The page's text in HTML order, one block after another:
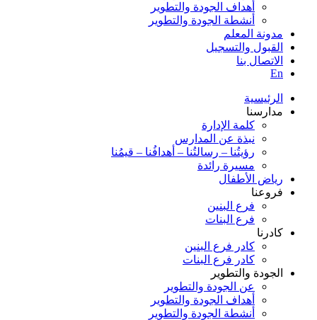
أهداف الجودة والتطوير
أنشطة الجودة والتطوير
مدونة المعلم
القبول والتسجيل
الاتصال بنا
En
الرئيسية
مدارسنا
كلمة الإدارة
نبذة عن المدارس
رؤيتُنا – رسالتُنا – أهدافُنا – قيمُنا
مسيرة رائدة
رياض الأطفال
فروعنا
فرع البنين
فرع البنات
كادرنا
كادر فرع البنين
كادر فرع البنات
الجودة والتطوير
عن الجودة والتطوير
أهداف الجودة والتطوير
أنشطة الجودة والتطوير